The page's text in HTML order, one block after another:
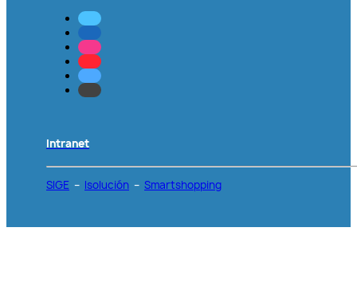
Intranet
SIGE – Isolución – Smartshopping